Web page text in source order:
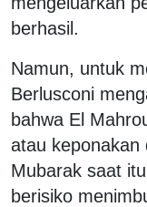
berhasil.
Namun, untuk
Berlusconi
bahwa El
atau keponakan
Mubarak saat
berisiko